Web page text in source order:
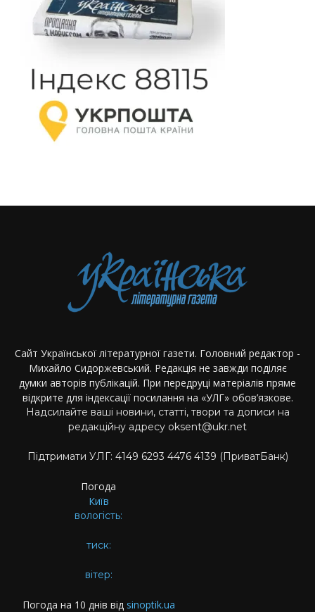
Сайт Української літературної газети. Головний редактор -
Михайло Сидоржевський. Редакція не завжди поділяє
думки авторів публікацій. При передруці матеріалів пряме
відкрите для індексації посилання на «УЛГ» обов’язкове.
Надсилайте ваші новини, статті, твори та дописи на
редакційну адресу oksent@ukr.net
Підтримати УЛГ: 4149 6293 4476 4139 (ПриватБанк)
Погода
Київ
вологість:
тиск:
вітер:
Погода на 10 днів від sinoptik.ua